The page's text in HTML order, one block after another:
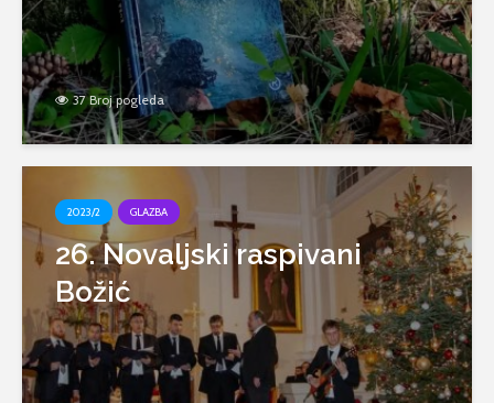
37 Broj pogleda
2023/2 GLAZBA
26. Novaljski raspivani
Božić